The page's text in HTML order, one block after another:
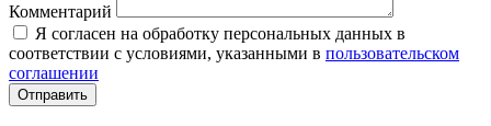
Комментарий
Я согласен на обработку персональных данных в
соответствии с условиями, указанными в пользовательском
соглашении